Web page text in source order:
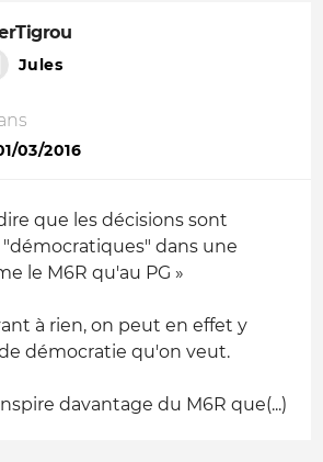
Jules
03/2016
que les décisions sont
dans une
le M6R qu'au PG »
à rien, on peut en effet y
démocratie qu'on veut.
davantage du M6R que(...)